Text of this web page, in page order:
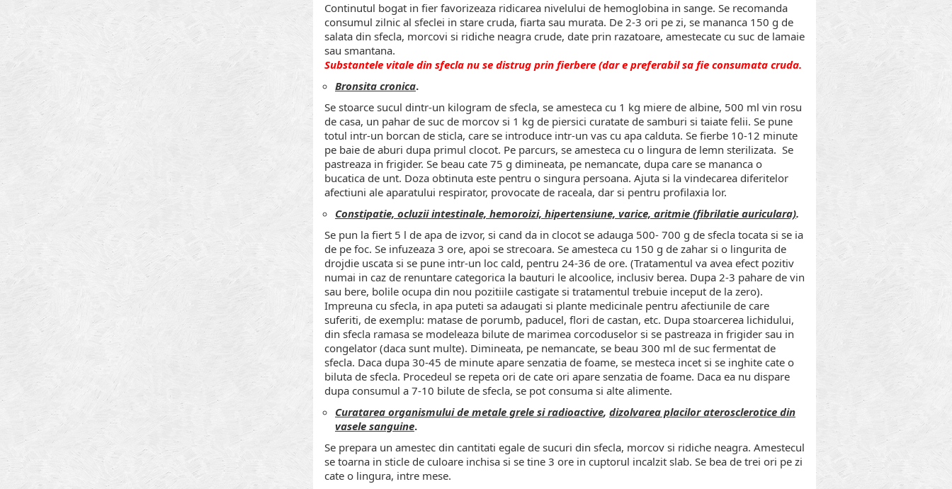
Continutul bogat in fier favorizeaza ridicarea nivelului de hemoglobina in sange. Se recomanda
consumul zilnic al sfeclei in stare cruda, fiarta sau murata. De 2-3 ori pe zi, se mananca 150 g de
salata din sfecla, morcovi si ridiche neagra crude, date prin razatoare, amestecate cu suc de lamaie
sau smantana.
Substantele vitale din sfecla nu se distrug prin fierbere (dar e preferabil sa fie consumata cruda.
Bronsita cronica.
Se stoarce sucul dintr-un kilogram de sfecla, se amesteca cu 1 kg miere de albine, 500 ml vin rosu
de casa, un pahar de suc de morcov si 1 kg de piersici curatate de samburi si taiate felii. Se pune
totul intr-un borcan de sticla, care se introduce intr-un vas cu apa calduta. Se fierbe 10-12 minute
pe baie de aburi dupa primul clocot. Pe parcurs, se amesteca cu o lingura de lemn sterilizata. Se
pastreaza in frigider. Se beau cate 75 g dimineata, pe nemancate, dupa care se mananca o
bucatica de unt. Doza obtinuta este pentru o singura persoana. Ajuta si la vindecarea diferitelor
afectiuni ale aparatului respirator, provocate de raceala, dar si pentru profilaxia lor.
Constipatie, ocluzii intestinale, hemoroizi, hipertensiune, varice, aritmie (fibrilatie auriculara).
Se pun la fiert 5 l de apa de izvor, si cand da in clocot se adauga 500- 700 g de sfecla tocata si se ia
de pe foc. Se infuzeaza 3 ore, apoi se strecoara. Se amesteca cu 150 g de zahar si o lingurita de
drojdie uscata si se pune intr-un loc cald, pentru 24-36 de ore. (Tratamentul va avea efect pozitiv
numai in caz de renuntare categorica la bauturi le alcoolice, inclusiv berea. Dupa 2-3 pahare de vin
sau bere, bolile ocupa din nou pozitiile castigate si tratamentul trebuie inceput de la zero).
Impreuna cu sfecla, in apa puteti sa adaugati si plante medicinale pentru afectiunile de care
suferiti, de exemplu: matase de porumb, paducel, flori de castan, etc. Dupa stoarcerea lichidului,
din sfecla ramasa se modeleaza bilute de marimea corcoduselor si se pastreaza in frigider sau in
congelator (daca sunt multe). Dimineata, pe nemancate, se beau 300 ml de suc fermentat de
sfecla. Daca dupa 30-45 de minute apare senzatia de foame, se mesteca incet si se inghite cate o
biluta de sfecla. Procedeul se repeta ori de cate ori apare senzatia de foame. Daca ea nu dispare
dupa consumul a 7-10 bilute de sfecla, se pot consuma si alte alimente.
Curatarea organismului de metale grele si radioactive, dizolvarea placilor aterosclerotice din
vasele sanguine.
Se prepara un amestec din cantitati egale de sucuri din sfecla, morcov si ridiche neagra. Amestecul
se toarna in sticle de culoare inchisa si se tine 3 ore in cuptorul incalzit slab. Se bea de trei ori pe zi
cate o lingura, intre mese.